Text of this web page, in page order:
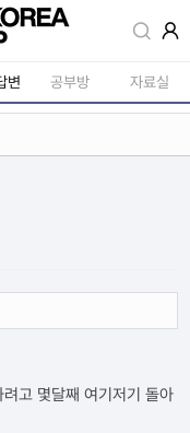
변 공부방 자료실
애니메이션 / 리깅 /
스크립트 / 플러그인 /
고 몇달째 여기저기 돌아
5